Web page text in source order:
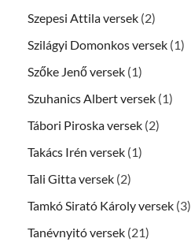
Szepesi Attila versek (2)
Szilágyi Domonkos versek (1)
Szőke Jenő versek (1)
Szuhanics Albert versek (1)
Tábori Piroska versek (2)
Takács Irén versek (1)
Tali Gitta versek (2)
Tamkó Sirató Károly versek (3)
Tanévnyitó versek (21)